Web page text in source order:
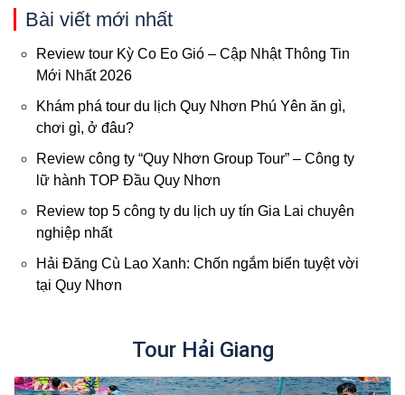
Bài viết mới nhất
Review tour Kỳ Co Eo Gió – Cập Nhật Thông Tin
Mới Nhất 2026
Khám phá tour du lịch Quy Nhơn Phú Yên ăn gì,
chơi gì, ở đâu?
Review công ty “Quy Nhơn Group Tour” – Công ty
lữ hành TOP Đầu Quy Nhơn
Review top 5 công ty du lịch uy tín Gia Lai chuyên
nghiệp nhất
Hải Đăng Cù Lao Xanh: Chốn ngắm biển tuyệt vời
tại Quy Nhơn
Tour Hải Giang